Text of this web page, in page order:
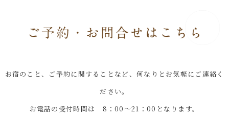
お宿のこと、ご予約に関することなど、何なりとお気軽にご連絡く
ださい。
お電話の受付時間は 8：00～21：00となります。